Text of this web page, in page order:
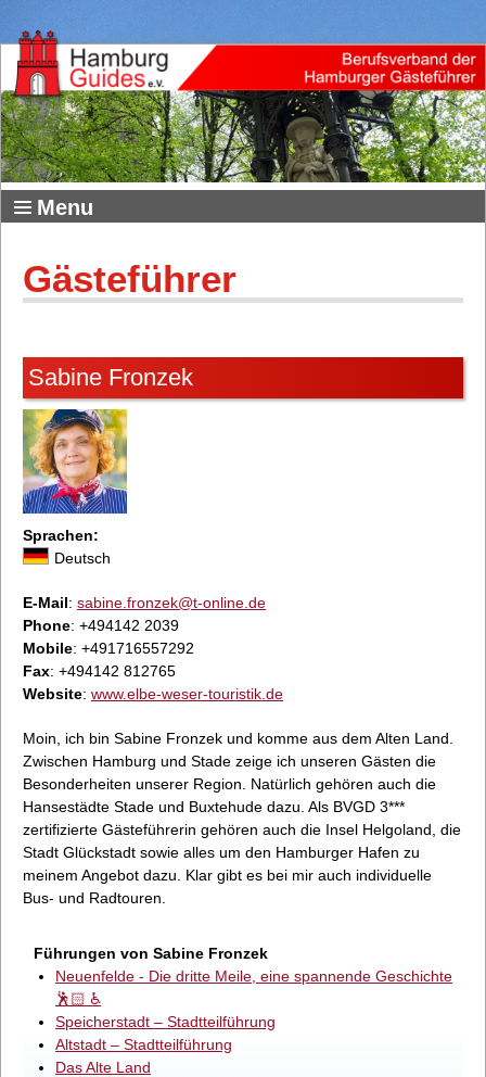
Menu
Gästeführer
Sabine Fronzek
Sprachen:
Deutsch
E-Mail: sabine.fronzek@t-online.de
Phone: +494142 2039
Mobile: +491716557292
Fax: +494142 812765
Website: www.elbe-weser-touristik.de
Moin, ich bin Sabine Fronzek und komme aus dem Alten Land.
Zwischen Hamburg und Stade zeige ich unseren Gästen die
Besonderheiten unserer Region. Natürlich gehören auch die
Hansestädte Stade und Buxtehude dazu. Als BVGD 3***
zertifizierte Gästeführerin gehören auch die Insel Helgoland, die
Stadt Glückstadt sowie alles um den Hamburger Hafen zu
meinem Angebot dazu. Klar gibt es bei mir auch individuelle
Bus- und Radtouren.
Führungen von Sabine Fronzek
Neuenfelde - Die dritte Meile, eine spannende Geschichte
🕺🏻 ♿
Speicherstadt – Stadtteilführung
Altstadt – Stadtteilführung
Das Alte Land